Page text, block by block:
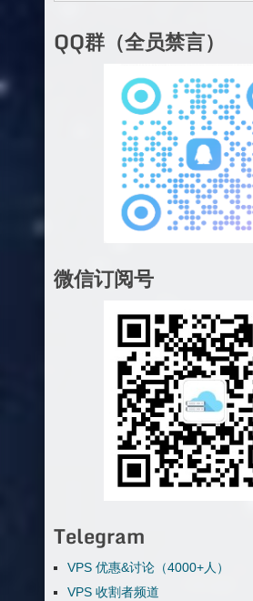
QQ群（全员禁言）
微信订阅号
Telegram
VPS 优惠&讨论（4000+人）
VPS 收割者频道